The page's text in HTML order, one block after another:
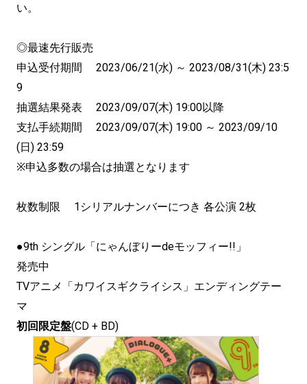
い。
◎最速先行販売
申込受付期間 2023/06/21(水) ～ 2023/08/31(木) 23:5
9
抽選結果発表 2023/09/07(木) 19:00以降
支払手続期間 2023/09/07(木) 19:00 ～ 2023/09/10
(日) 23:59
※申込多数の場合は抽選となります
枚数制限 1シリアルナンバーにつき 各公演 2枚
●9th シングル「にゃんぼりーdeモッフィー!!」
発売中
TVアニメ「カワイスギクライシス」エンディングテー
マ
初回限定盤(CD + BD)